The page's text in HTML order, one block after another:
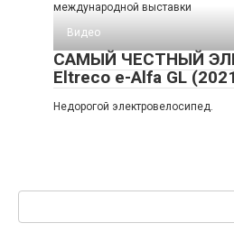
международной выставки
Видео
САМЫЙ ЧЕСТНЫЙ
Eltreco e-Alfa GL
Недорогой электровелосипед.